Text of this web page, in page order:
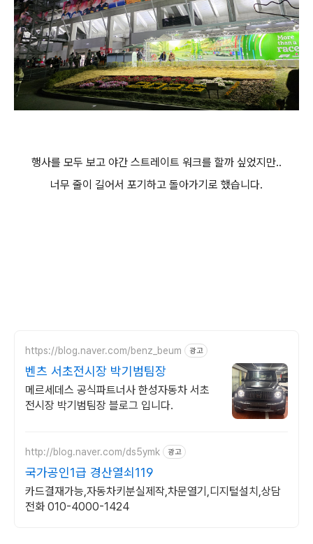
행사를 모두 보고 야간 스트레이트 워크를 할까 싶었지만..
너무 줄이 길어서 포기하고 돌아가기로 했습니다.
https://blog.naver.com/benz_beum 광고
벤츠 서초전시장 박기범팀장
메르세데스 공식파트너사 한성자동차 서초
전시장 박기범팀장 블로그 입니다.
http://blog.naver.com/ds5ymk 광고
국가공인1급 경산열쇠119
카드결재가능,자동차키분실제작,차문열기,디지털설치,상담
전화 010-4000-1424